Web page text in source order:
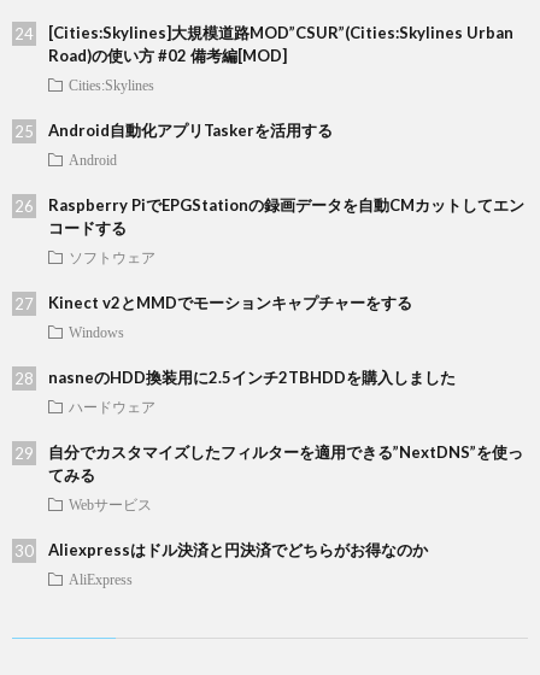
[Cities:Skylines]大規模道路MOD”CSUR”(Cities:Skylines Urban
Road)の使い方 #02 備考編[MOD]
Cities:Skylines
Android自動化アプリTaskerを活用する
Android
Raspberry PiでEPGStationの録画データを自動CMカットしてエン
コードする
ソフトウェア
Kinect v2とMMDでモーションキャプチャーをする
Windows
nasneのHDD換装用に2.5インチ2TBHDDを購入しました
ハードウェア
自分でカスタマイズしたフィルターを適用できる”NextDNS”を使っ
てみる
Webサービス
Aliexpressはドル決済と円決済でどちらがお得なのか
AliExpress